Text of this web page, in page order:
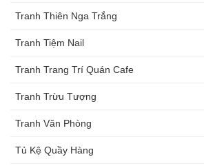
Tranh Thiên Nga Trắng
Tranh Tiệm Nail
Tranh Trang Trí Quán Cafe
Tranh Trừu Tượng
Tranh Văn Phòng
Tủ Kệ Quầy Hàng